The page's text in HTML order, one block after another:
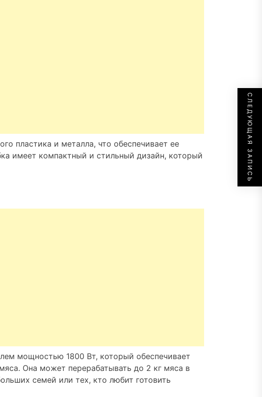
пластика и металла, что обеспечивает ее
имеет компактный и стильный дизайн, который
мощностью 1800 Вт, который обеспечивает
Она может перерабатывать до 2 кг мяса в
семей или тех, кто любит готовить
СЛЕДУЮЩАЯ ЗАПИСЬ